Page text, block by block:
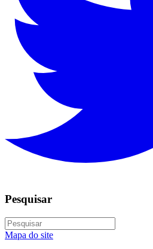
Pesquisar
Mapa do site